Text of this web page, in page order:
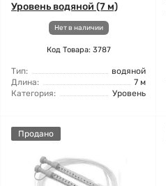
Уровень водяной (7 м)
Нет в наличии
Код Товара: 3787
Тип:
водяной
Длина:
7 м
Категория:
Уровень
Продано